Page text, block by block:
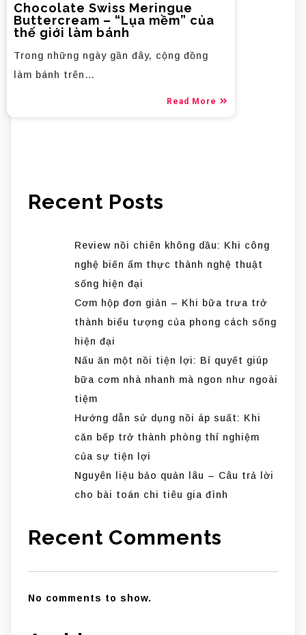
Chocolate Swiss Meringue
Buttercream – “Lụa mềm” của
thế giới làm bánh
Trong những ngày gần đây, cộng đồng
làm bánh trên…
Read More
Recent Posts
Review nồi chiên không dầu: Khi công
nghệ biến ẩm thực thành nghệ thuật
sống hiện đại
Cơm hộp đơn giản – Khi bữa trưa trở
thành biểu tượng của phong cách sống
hiện đại
Nấu ăn một nồi tiện lợi: Bí quyết giúp
bữa cơm nhà nhanh mà ngon như ngoài
tiệm
Hướng dẫn sử dụng nồi áp suất: Khi
căn bếp trở thành phòng thí nghiệm
của sự tiện lợi
Nguyên liệu bảo quản lâu – Câu trả lời
cho bài toán chi tiêu gia đình
Recent Comments
No comments to show.